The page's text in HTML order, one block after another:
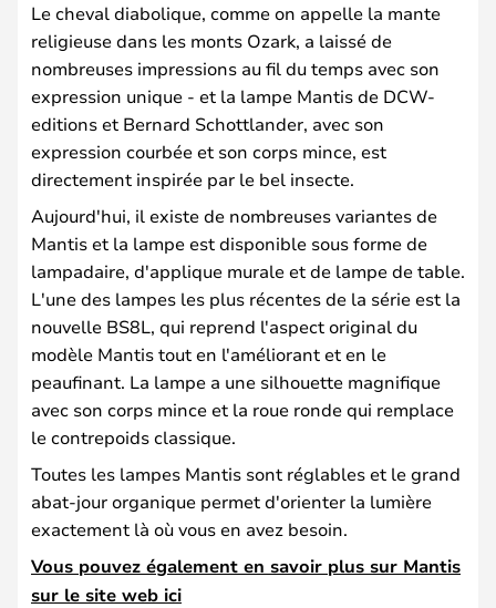
Le cheval diabolique, comme on appelle la mante
religieuse dans les monts Ozark, a laissé de
nombreuses impressions au fil du temps avec son
expression unique - et la lampe Mantis de DCW-
editions et Bernard Schottlander, avec son
expression courbée et son corps mince, est
directement inspirée par le bel insecte.
Aujourd'hui, il existe de nombreuses variantes de
Mantis et la lampe est disponible sous forme de
lampadaire, d'applique murale et de lampe de table.
L'une des lampes les plus récentes de la série est la
nouvelle BS8L, qui reprend l'aspect original du
modèle Mantis tout en l'améliorant et en le
peaufinant. La lampe a une silhouette magnifique
avec son corps mince et la roue ronde qui remplace
le contrepoids classique.
Toutes les lampes Mantis sont réglables et le grand
abat-jour organique permet d'orienter la lumière
exactement là où vous en avez besoin.
Vous pouvez également en savoir plus sur Mantis
sur le site web ici